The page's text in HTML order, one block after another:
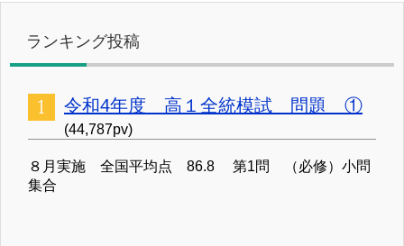
ランキング投稿
令和4年度 高１全統模試 問題 ①
(44,787pv)
８月実施 全国平均点 86.8 第1問 （必修）小問
集合